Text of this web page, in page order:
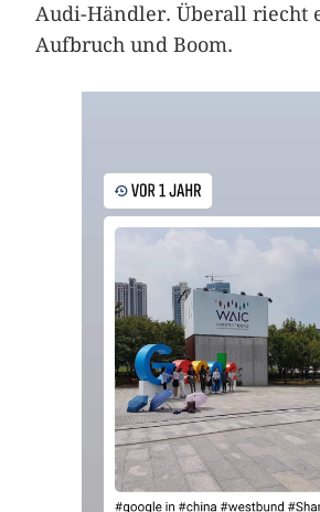
Audi-Händler. Überall riecht
Aufbruch und Boom.